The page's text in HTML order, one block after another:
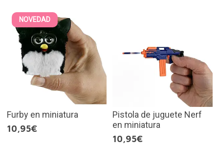
NOVEDAD
Furby en miniatura
10,95€
Pistola de juguete Nerf
en miniatura
10,95€